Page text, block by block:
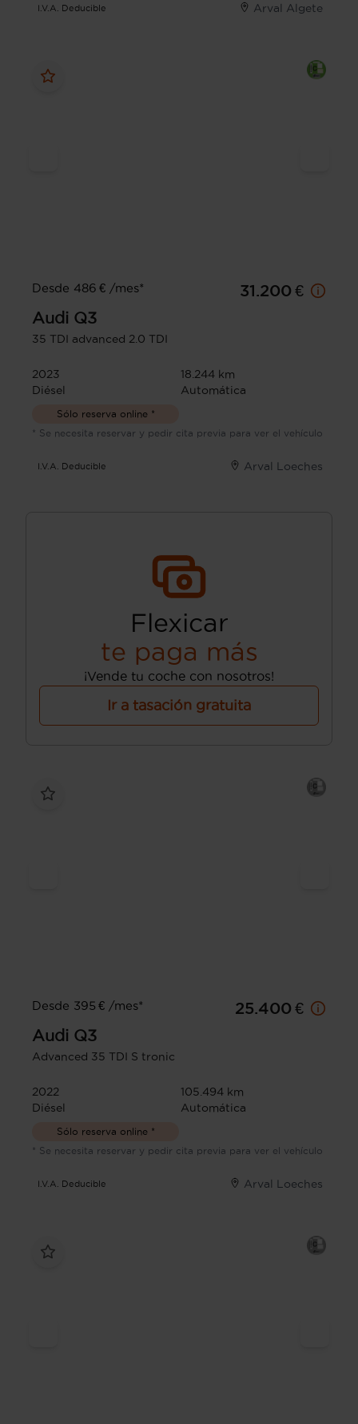
I.V.A. Deducible Arval Algete
Desde 486 € /mes*
31.200 €
Audi Q3
35 TDI advanced 2.0 TDI
2023
18.244 km
Diésel
Automática
Sólo reserva online *
* Se necesita reservar y pedir cita previa para ver el vehículo
I.V.A. Deducible Arval Loeches
Flexicar
te paga más
¡Vende tu coche con nosotros!
Ir a tasación gratuita
Desde 395 € /mes*
25.400 €
Audi Q3
Advanced 35 TDI S tronic
2022
105.494 km
Diésel
Automática
Sólo reserva online *
* Se necesita reservar y pedir cita previa para ver el vehículo
I.V.A. Deducible Arval Loeches